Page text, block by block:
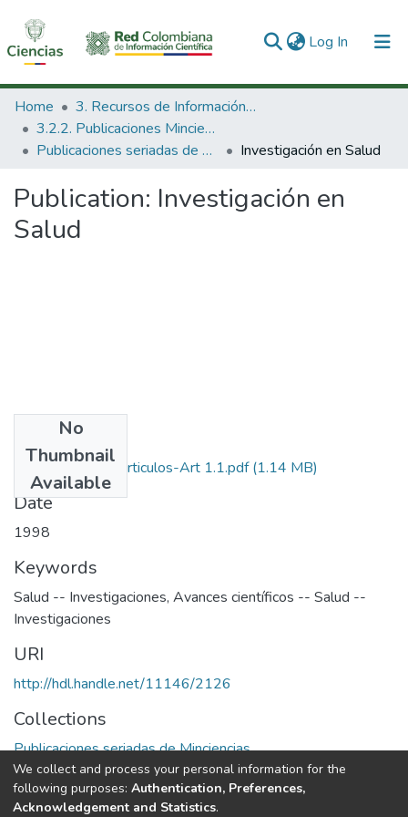
Log In (current)
Communities & Collections
All of DSpace
Home
3. Recursos de Información Científica y Tecnológica
3.2.2. Publicaciones Minciencias
Publicaciones seriadas de Minciencias
Investigación en Salud
Publication: Investigación en
Salud
No
Thumbnail
Available
1998-V16-N1-Articulos-Art 1.1.pdf(1.14 MB)
Date
1998
Keywords
Salud -- Investigaciones, Avances científicos -- Salud --
Investigaciones
URI
http://hdl.handle.net/11146/2126
Collections
Publicaciones seriadas de Minciencias
Full item page
We collect and process your personal information for the
following purposes: Authentication, Preferences,
Acknowledgement and Statistics.